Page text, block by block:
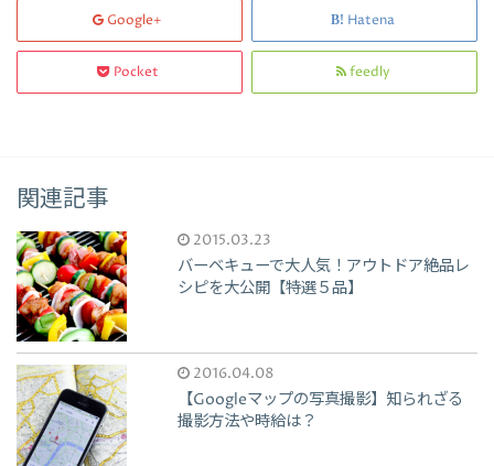
Google+ Hatena
Pocket feedly
関連記事
2015.03.23
バーベキューで大人気！アウトドア絶品レ
シピを大公開【特選５品】
2016.04.08
【Googleマップの写真撮影】知られざる
撮影方法や時給は？